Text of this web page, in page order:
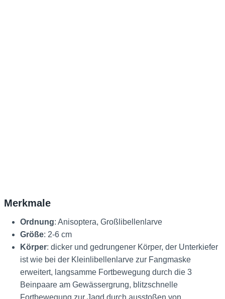
Merkmale
Ordnung: Anisoptera, Großlibellenlarve
Größe: 2-6 cm
Körper: dicker und gedrungener Körper, der Unterkiefer
ist wie bei der Kleinlibellenlarve zur Fangmaske
erweitert, langsamme Fortbewegung durch die 3
Beinpaare am Gewässergrung, blitzschnelle